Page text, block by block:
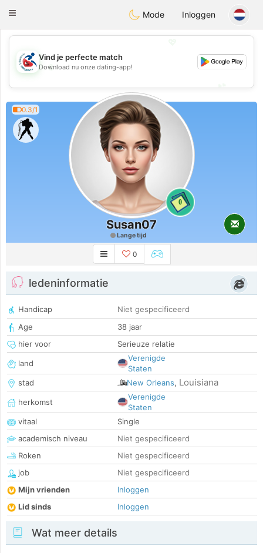
Handi Space
Toggle
Mode Inloggen
💖
💕
Vind je perfecte match
Download nu onze dating-app!
0.3/1
0
Susan07
Lange tijd
0
ledeninformatie
Handicap
Niet gespecificeerd
Age
38 jaar
hier voor
Serieuze relatie
land
Verenigde
Staten
stad
New Orleans, Louisiana
herkomst
Verenigde
Staten
vitaal
Single
academisch niveau
Niet gespecificeerd
Roken
Niet gespecificeerd
job
Niet gespecificeerd
Mijn vrienden
Inloggen
Lid sinds
Inloggen
Wat meer details